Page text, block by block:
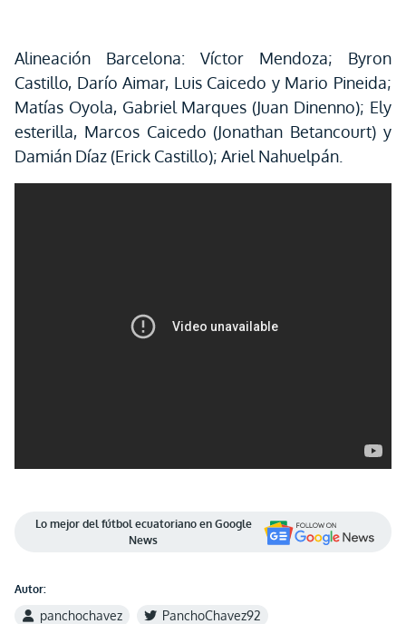
Alineación Barcelona: Víctor Mendoza; Byron
Castillo, Darío Aimar, Luis Caicedo y Mario Pineida;
Matías Oyola, Gabriel Marques (Juan Dinenno); Ely
esterilla, Marcos Caicedo (Jonathan Betancourt) y
Damián Díaz (Erick Castillo); Ariel Nahuelpán.
Lo mejor del fútbol ecuatoriano en Google
News
Autor:
panchochavez
PanchoChavez92